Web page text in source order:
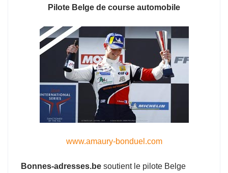
Pilote Belge de course automobile
www.amaury-bonduel.com
Bonnes-adresses.be soutient le pilote Belge